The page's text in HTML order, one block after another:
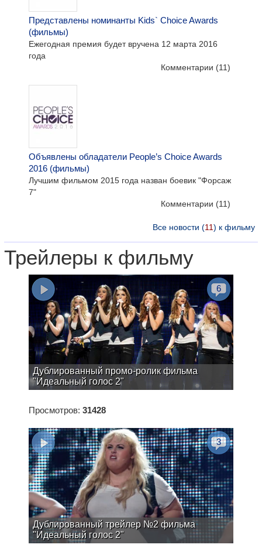
Представлены номинанты Kids` Choice Awards
(фильмы)
Ежегодная премия будет вручена 12 марта 2016
года
Комментарии (11)
Объявлены обладатели People’s Choice Awards
2016 (фильмы)
Лучшим фильмом 2015 года назван боевик "Форсаж
7"
Комментарии (11)
Все новости (11) к фильму
Трейлеры к фильму
Дублированный промо-ролик фильма
"Идеальный голос 2"
6
Просмотров: 31428
Дублированный трейлер №2 фильма
"Идеальный голос 2"
3